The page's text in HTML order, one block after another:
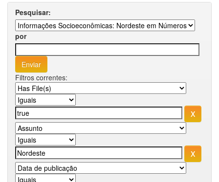
Pesquisar:
por
Filtros correntes: